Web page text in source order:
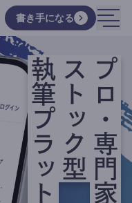
書き手になる
ストック型